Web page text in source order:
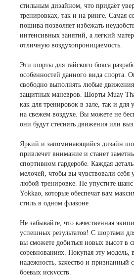
стильным дизайном, что придаёт
тренировках, так и на ринге. Самая
пошива позволяет избежать
интенсивных занятий, а легкий
отличную воздухопроницаемость.
Эти шорты для тайского бокса
особенностей данного вида спорта.
свободно выполнять любые
защитных маневров. Шорты Muay
как для тренировок в зале, так и для
на свежем воздухе. Вы можете не
они будут стеснять движения или
Яркий и запоминающийся дизайн
привлечет внимание и станет
спортивном гардеробе. Каждая
мелочей, чтобы вы чувствовали себя
любой тренировке. Не упустите
Yokkao, которые обеспечат вам
стиль в одном флаконе.
Не забывайте, что качественная
успешных результатов! С шортами
вы сможете добиться новых высот в
соревнованиях. Покупая эту модель,
надежность, качество и признанный
боевых искусств.